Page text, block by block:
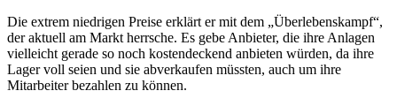
Die extrem niedrigen Preise erklärt er mit dem „Überlebenskampf“,
der aktuell am Markt herrsche. Es gebe Anbieter, die ihre Anlagen
vielleicht gerade so noch kostendeckend anbieten würden, da ihre
Lager voll seien und sie abverkaufen müssten, auch um ihre
Mitarbeiter bezahlen zu können.